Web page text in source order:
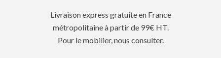
Livraison express gratuite en France
métropolitaine à partir de 99€ HT.
Pour le mobilier, nous consulter.